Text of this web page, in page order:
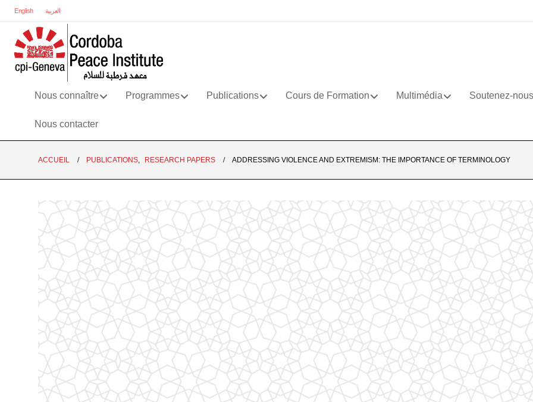
English العربية
Nous connaître Programmes Publications Cours de Formation Multimédia Soutenez-nous
Nous contacter
ACCUEIL PUBLICATIONS RESEARCH PAPERS ADDRESSING VIOLENCE AND EXTREMISM: THE IMPORTANCE OF TERMINOLOGY